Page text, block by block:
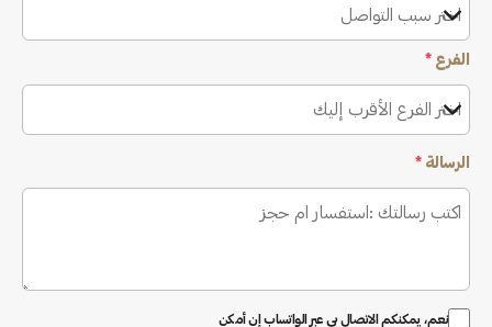
اختر سبب التواصل
الفرع *
اختر الفرع الأقرب إليك
الرسالة *
نعم، يمكنكم الاتصال بي عبر الواتساب إن أمكن